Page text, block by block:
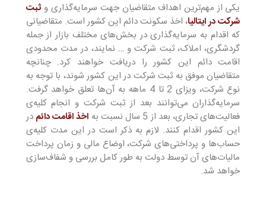
یکی از مهم‌ترین اهداف متقاضیان جهت سرمایه‌گذاری و ثبت
شرکت در ایتالیا، اخذ سکونت دائم این کشور است. متقاضیانی
که اقدام به سرمایه‌گذاری در بخش‌های مختلف بازار از جمله
گردشگری، املاک، ثبت شرکت و … نمایند، در مدت محدودی
اقامت دائم این کشور را دریافت خواهند کرد. چنانچه
متقاضیان موفق به ثبت شرکت در این کشور شوند، با توجه به
نوع شرکت، ویزای 2 تا 4 ماهه به آن‌ها تعلق خواهد گرفت.
سرمایه‌گذاران می‌توانند بعد از ثبت شرکت و انجام کلیه‌ی
فعالیت‌های تجاری، بعد از 5 سال نسبت به
اخذ اقامت دائمدر
این کشور اقدام کنند. لازم به ذکر است در این مدت کلیه‌ی
حساب‌ها و پرداختی‌های شرکت، اوضاع مالی و زمان پرداخت
مالیات‌های آن توسط دولت به طور کامل بررسی و شفاف‌سازی
خواهد شد.